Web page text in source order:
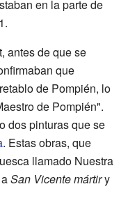
en la parte de
antes de que se
que
de Pompién, lo
de Pompién".
dos pinturas que se
. Estas obras, que
llamado Nuestra
San Vicente mártiry